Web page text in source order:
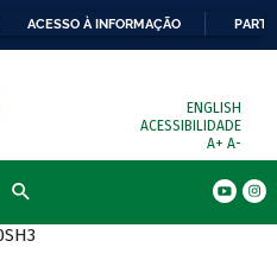
ACESSO À INFORMAÇÃO
ENGLISH
ACESSIBILIDADE
A+ A-